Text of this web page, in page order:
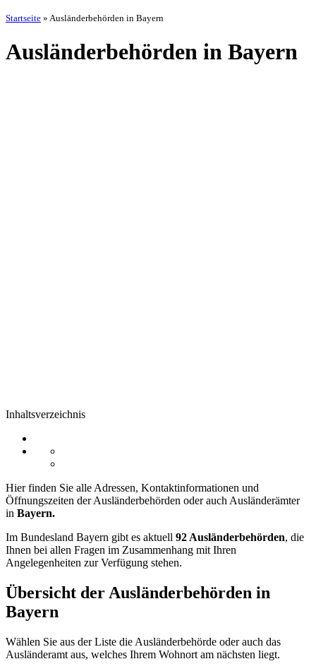
Startseite » Ausländerbehörden in Bayern
Ausländerbehörden in Bayern
Inhaltsverzeichnis
Hier finden Sie alle Adressen, Kontaktinformationen und
Öffnungszeiten der Ausländerbehörden oder auch Ausländerämter
in Bayern.
Im Bundesland Bayern gibt es aktuell 92 Ausländerbehörden, die
Ihnen bei allen Fragen im Zusammenhang mit Ihren
Angelegenheiten zur Verfügung stehen.
Übersicht der Ausländerbehörden in
Bayern
Wählen Sie aus der Liste die Ausländerbehörde oder auch das
Ausländeramt aus, welches Ihrem Wohnort am nächsten liegt.